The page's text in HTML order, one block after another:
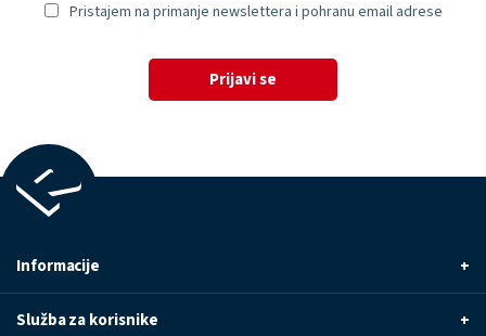
Pristajem na primanje newslettera i pohranu email adrese
Prijavi se
Informacije +
Služba za korisnike +